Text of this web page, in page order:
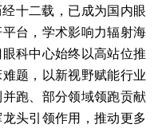
十二载，已成为国内眼
台，学术影响力辐射海
科中心始终以高站位推
题，以新视野赋能行业
跑、部分领域领跑贡献
头引领作用，推动更多